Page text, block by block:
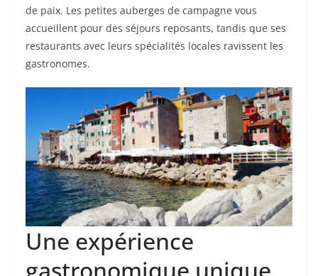
de paix. Les petites auberges de campagne vous
accueillent pour des séjours reposants, tandis que ses
restaurants avec leurs spécialités locales ravissent les
gastronomes.
Une expérience